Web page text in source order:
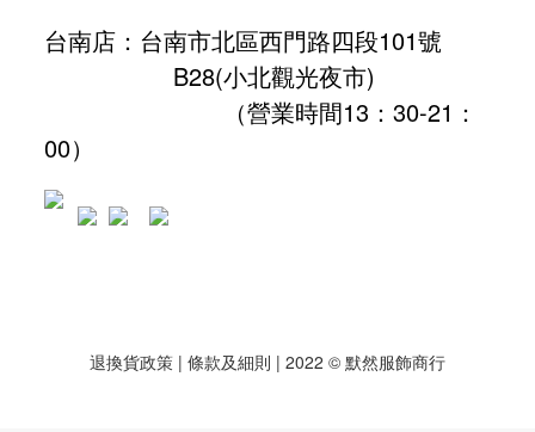
台南店：台南市北區西門路四段101號
B28(小北觀光夜市)
（營業時間13：30-21：
00）
退換貨政策 | 條款及細則 | 2022 © 默然服飾商行